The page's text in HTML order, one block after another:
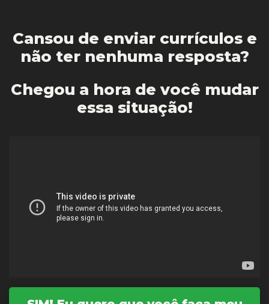
Cansou de enviar currículos e
não ter nenhuma resposta?
Chegou a hora de você mudar
essa situação!